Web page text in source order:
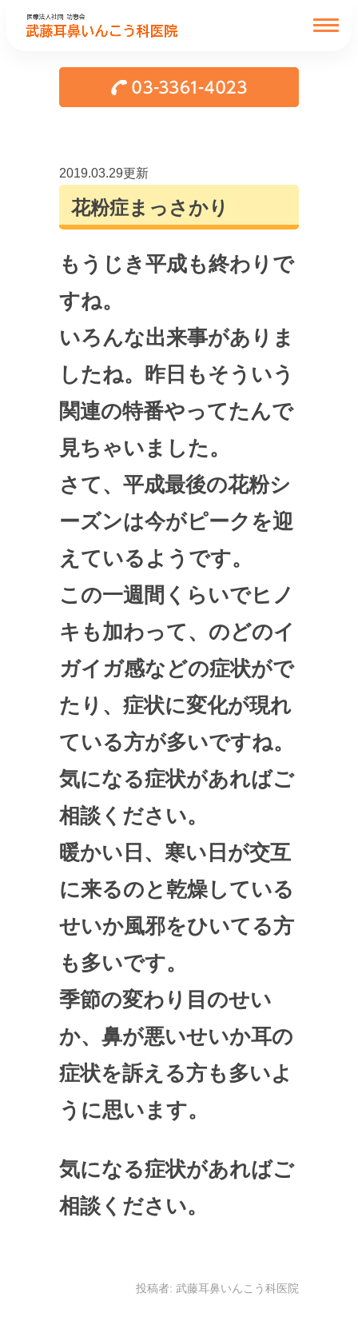
2019.03.29更新
花粉症まっさかり
もうじき平成も終わりで
すね。
いろんな出来事がありま
したね。昨日もそういう
関連の特番やってたんで
見ちゃいました。
さて、平成最後の花粉シ
ーズンは今がピークを迎
えているようです。
この一週間くらいでヒノ
キも加わって、のどのイ
ガイガ感などの症状がで
たり、症状に変化が現れ
ている方が多いですね。
気になる症状があればご
相談ください。
暖かい日、寒い日が交互
に来るのと乾燥している
せいか風邪をひいてる方
も多いです。
季節の変わり目のせい
か、鼻が悪いせいか耳の
症状を訴える方も多いよ
うに思います。
気になる症状があればご
相談ください。
投稿者: 武藤耳鼻いんこう科医院